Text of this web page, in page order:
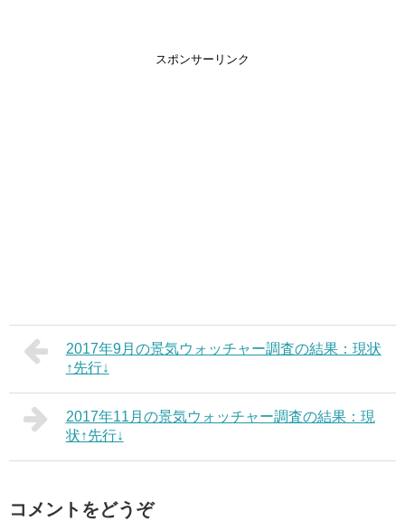
スポンサーリンク
2017年9月の景気ウォッチャー調査の結果：現状
↑先行↓
2017年11月の景気ウォッチャー調査の結果：現
状↑先行↓
コメントをどうぞ